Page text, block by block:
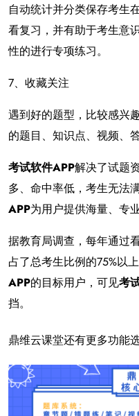
自动统计并分类保存考生
看复习，并有助于考生意
性的进行专项练习。
7、收藏关注
遇到好的题型，比较感兴
的题目、知识点、视频、
考试软件APP解决了试题
多、命中率低，考生无法
APP为用户提供海量、专
据教育局调查，每年通过
占了总考生比例的75%以
APP的目标用户，可见考
挡。
鼎维云课堂还有更多功能